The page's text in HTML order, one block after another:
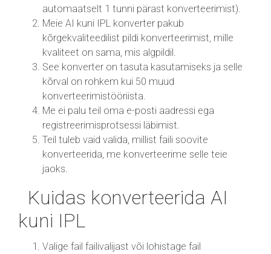
automaatselt 1 tunni pärast konverteerimist).
Meie AI kuni IPL konverter pakub
kõrgekvaliteedilist pildi konverteerimist, mille
kvaliteet on sama, mis algpildil.
See konverter on tasuta kasutamiseks ja selle
kõrval on rohkem kui 50 muud
konverteerimistööriista.
Me ei palu teil oma e-posti aadressi ega
registreerimisprotsessi läbimist.
Teil tuleb vaid valida, millist faili soovite
konverteerida, me konverteerime selle teie
jaoks.
Kuidas konverteerida AI
kuni IPL
Valige fail failivalijast või lohistage fail